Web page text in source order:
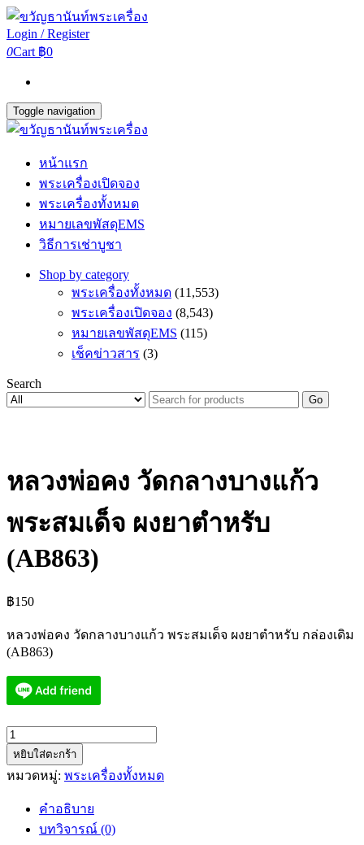
Login / Register
0Cart ฿0
Toggle navigation
หน้าแรก
พระเครื่องเปิดจอง
พระเครื่องทั้งหมด
หมายเลขพัสดุEMS
วิธีการเช่าบูชา
Shop by category
พระเครื่องทั้งหมด (11,553)
พระเครื่องเปิดจอง (8,543)
หมายเลขพัสดุEMS (115)
เช็คข่าวสาร (3)
Search
Go
หลวงพ่อคง วัดกลางบางแก้ว
พระสมเด็จ ผงยาตำหรับ
(AB863)
฿150
หลวงพ่อคง วัดกลางบางแก้ว พระสมเด็จ ผงยาตำหรับ กล่องเดิม
(AB863)
จำนวน
หลวง
พ่อ
วัดกลาง
บางแก้ว
หยิบใส่ตะกร้า
หมวดหมู่: พระเครื่องทั้งหมด
คำอธิบาย
บทวิจารณ์ (0)